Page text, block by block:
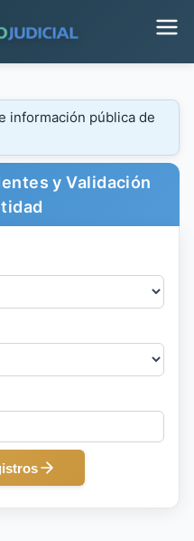
información pública de
y Validación